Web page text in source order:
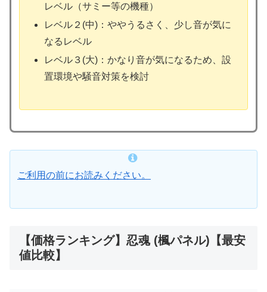
レベル（サミー等の機種）
レベル２(中)：ややうるさく、少し音が気に
なるレベル
レベル３(大)：かなり音が気になるため、設
置環境や騒音対策を検討
ご利用の前にお読みください。
【価格ランキング】忍魂 (楓パネル)【最安
値比較】